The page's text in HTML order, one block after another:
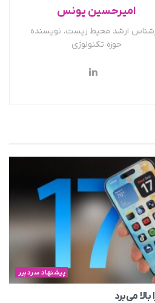
امیرحسین یونس
ارشد محیط زیست، نویسنده
حوزه تکنولوژی
پیشنهاد سردبیر
می‌برد